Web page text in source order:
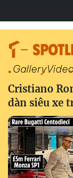
GalleryVideo
Cristiano
dàn siêu xe